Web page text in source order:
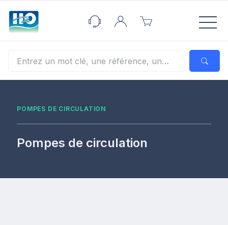
POMPES DE CIRCULATION
Pompes de circulation